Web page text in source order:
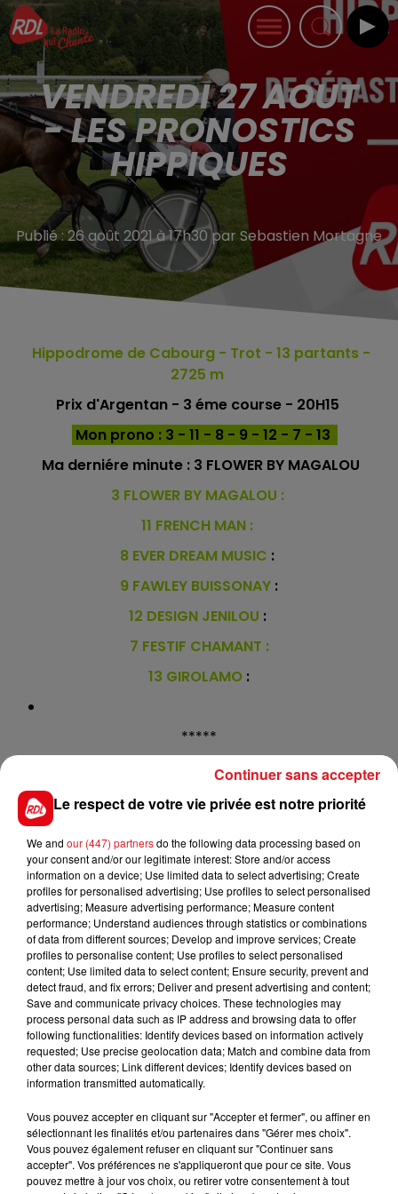
VENDREDI 27 AOUT
- LES PRONOSTICS
HIPPIQUES
Publié : 26 août 2021 à 17h30 par Sebastien Mortagne
Hippodrome de Cabourg - Trot - 13 partants -
2725 m
Prix d'Argentan - 3 éme course - 20H15
Mon prono : 3 - 11 - 8 - 9 - 12 - 7 - 13
Ma derniére minute : 3 FLOWER BY MAGALOU
3 FLOWER BY MAGALOU :
11 FRENCH MAN :
8 EVER DREAM MUSIC :
9 FAWLEY BUISSONAY :
12 DESIGN JENILOU :
7 FESTIF CHAMANT :
13 GIROLAMO :
*****
En direct des pistes :
Cagnes/Mer (R6) : 307 STARO ITALY
FIL D'ACTUS
15 juillet 2026
BÉTHUNE: ENQUÊTE POUR HOMICIDE
VOLONTAIRE EN COURS, APRÈS LA...
Selon les premiers éléments, le logement servait
à des prostituées
Le respect de votre vie privée est notre priorité
We and our (447) partnersdo the following data processing based on
your consent and/or our legitimate interest: Store and/or access
information on a device; Use limited data to select advertising; Create
profiles for personalised advertising; Use profiles to select personalised
advertising; Measure advertising performance; Measure content
performance; Understand audiences through statistics or combinations
of data from different sources; Develop and improve services; Create
profiles to personalise content; Use profiles to select personalised
content; Use limited data to select content; Ensure security, prevent and
detect fraud, and fix errors; Deliver and present advertising and content;
Save and communicate privacy choices. These technologies may
process personal data such as IP address and browsing data to offer
following functionalities: Identify devices based on information actively
requested; Use precise geolocation data; Match and combine data from
other data sources; Link different devices; Identify devices based on
information transmitted automatically.
Vous pouvez accepter en cliquant sur "Accepter et fermer", ou affiner en
sélectionnant les finalités et/ou partenaires dans "Gérer mes choix".
Vous pouvez également refuser en cliquant sur "Continuer sans
accepter". Vos préférences ne s'appliqueront que pour ce site. Vous
pouvez mettre à jour vos choix, ou retirer votre consentement à tout
Continuer sans accepter